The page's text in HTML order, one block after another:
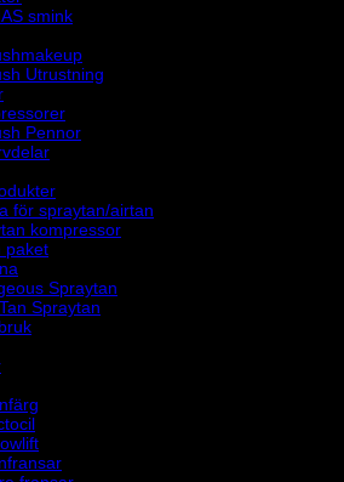
smink
Utrustning
Pennor
för spraytan/airtan
kompressor
paket
Spraytan
Spraytan